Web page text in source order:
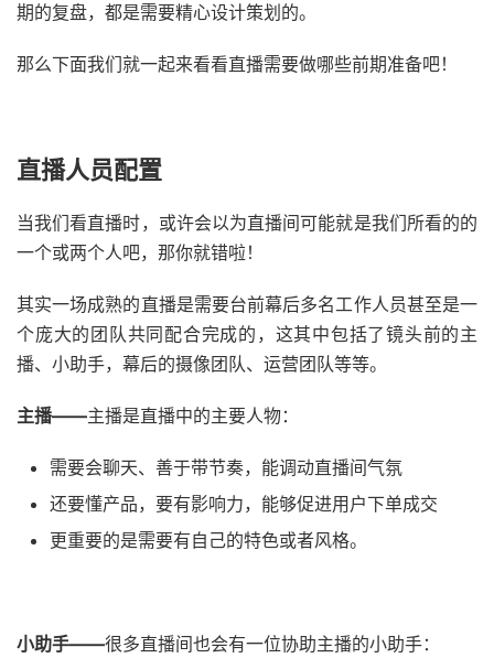
期的复盘，都是需要精心设计策划的。
那么下面我们就一起来看看直播需要做哪些前期准备吧！
直播人员配置
当我们看直播时，或许会以为直播间可能就是我们所看的的
一个或两个人吧，那你就错啦！
其实一场成熟的直播是需要台前幕后多名工作人员甚至是一
个庞大的团队共同配合完成的，这其中包括了镜头前的主
播、小助手，幕后的摄像团队、运营团队等等。
主播——主播是直播中的主要人物：
需要会聊天、善于带节奏，能调动直播间气氛
还要懂产品，要有影响力，能够促进用户下单成交
更重要的是需要有自己的特色或者风格。
小助手——很多直播间也会有一位协助主播的小助手：